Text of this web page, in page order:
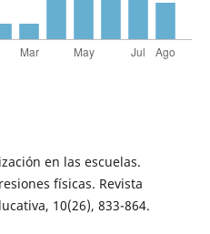
en las escuelas.
físicas. Revista
10(26), 833-864.